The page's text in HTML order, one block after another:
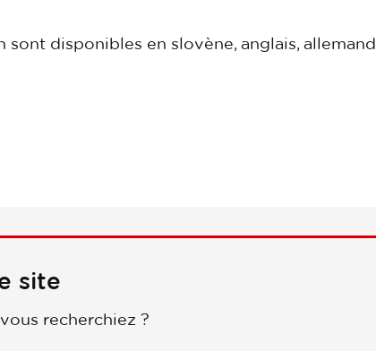
disponibles en slovène, anglais, allemand
site
recherchiez ?